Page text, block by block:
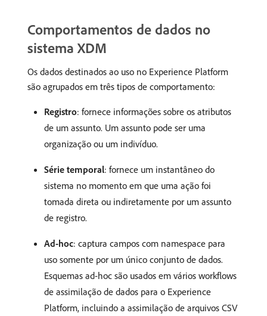
Comportamentos de dados no
sistema XDM
Os dados destinados ao uso no Experience Platform
são agrupados em três tipos de comportamento:
Registro: fornece informações sobre os atributos
de um assunto. Um assunto pode ser uma
organização ou um indivíduo.
Série temporal: fornece um instantâneo do
sistema no momento em que uma ação foi
tomada direta ou indiretamente por um assunto
de registro.
Ad-hoc: captura campos com namespace para
uso somente por um único conjunto de dados.
Esquemas ad-hoc são usados em vários workflows
de assimilação de dados para o Experience
Platform, incluindo a assimilação de arquivos CSV